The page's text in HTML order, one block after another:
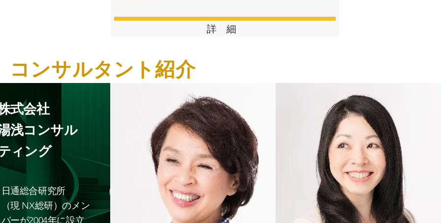
詳 細
コンサルタント紹介
式会社
浅コンサル
ィング
日通総合研究所
（現 NX総研）のメン
バーが2004年に設立